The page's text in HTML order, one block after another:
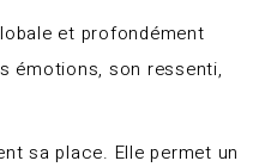
et profondément
émotions, son ressenti,
sa place. Elle permet un